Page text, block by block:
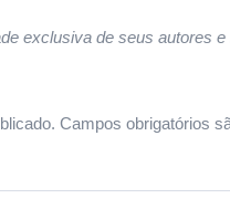
exclusiva de seus autores
Campos obrigatórios